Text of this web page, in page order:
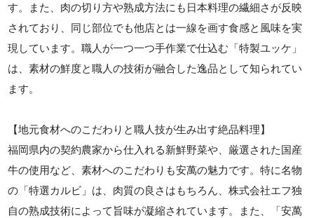
す。また、肉の切り方や熟成方法にも日本料理の繊細さが反映
されており、同じ部位でも他店とは一線を画す食感と風味を実
現しています。職人が一つ一つ手作業で仕込む「特製ユッケ」
は、素材の鮮度と職人の技術が融合した逸品として知られてい
ます。
【地元食材へのこだわりと職人技が生み出す絶品料理】
福岡県内の契約農家から仕入れる新鮮野菜や、厳選された国産
牛の使用など、素材へのこだわりも安萬の魅力です。特に名物
の「特選カルビ」は、肉質の良さはもちろん、株式会社エフ独
自の熟成技術によって旨味が凝縮されています。また、「安萬